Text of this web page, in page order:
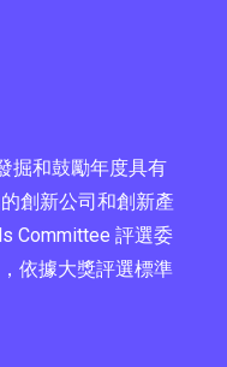
掘和鼓勵年度具有
創新公司和創新產
Committee 評選委
依據大獎評選標準